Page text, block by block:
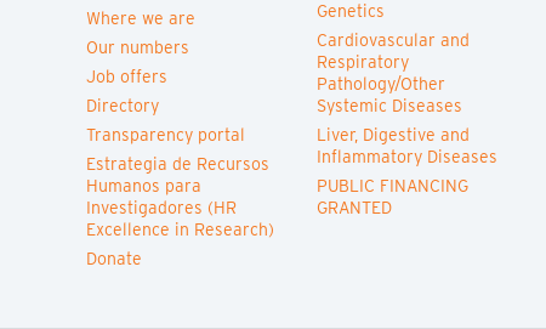
Where we are
Our numbers
Job offers
Directory
Transparency portal
Estrategia de Recursos
Humanos para
Investigadores (HR
Excellence in Research)
Donate
Genetics
Cardiovascular and
Respiratory
Pathology/Other
Systemic Diseases
Liver, Digestive and
Inflammatory Diseases
PUBLIC FINANCING
GRANTED